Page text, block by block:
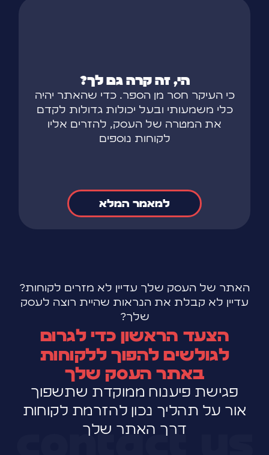
הי, זה קרה גם לך?
כי העיקר חסר מן הספר. כדי שהאתר יהיה
כלי משמעותי ובעל יכולות גדולות לקדם
את המטרה של העסק, להזרים אליו
לקוחות נוספים
למאמר המלא
האתר של העסק שלך עדיין לא מזרים לקוחות?
עדיין לא קבלת את הנראות שהיית רוצה לעסק
שלך?
הצעד הראשון כדי לגרום
לגולשים להפוך ללקוחות
באתר העסק שלך
פגישת פיענוח ממוקדת שתשפוך
אור על תהליך נכון להזרמת לקוחות
דרך האתר שלך
contact us